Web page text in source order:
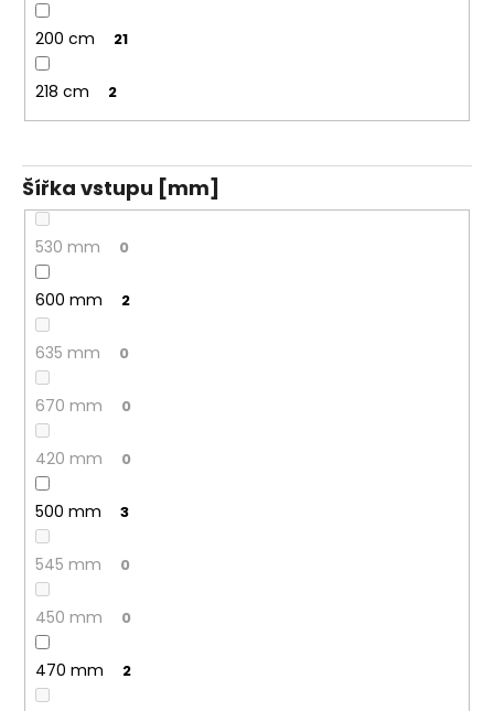
200 cm 21
218 cm 2
Šířka vstupu [mm]
530 mm 0
600 mm 2
635 mm 0
670 mm 0
420 mm 0
500 mm 3
545 mm 0
450 mm 0
470 mm 2